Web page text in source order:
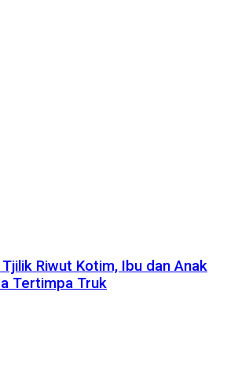
Riwut Kotim, Ibu dan Anak
Tertimpa Truk